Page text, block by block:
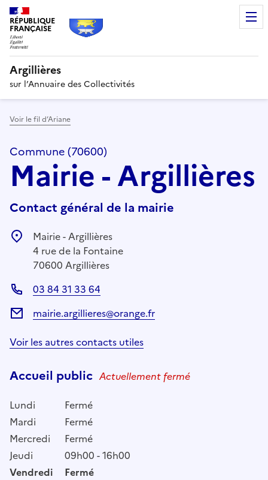
RÉPUBLIQUE
FRANÇAISE
Argillières
sur l’Annuaire des Collectivités
Voir le fil d’Ariane
Commune (70600)
Mairie - Argillières
Contact général de la mairie
Mairie - Argillières
4 rue de la Fontaine
70600 Argillières
03 84 31 33 64
mairie.argillieres@orange.fr
Voir les autres contacts utiles
Accueil public Actuellement fermé
Lundi
Fermé
Mardi
Fermé
Mercredi
Fermé
Jeudi
09h00 - 16h00
Vendredi
Fermé